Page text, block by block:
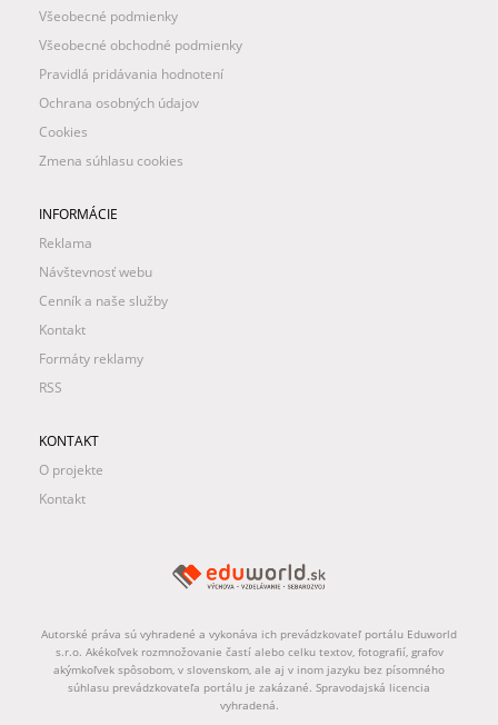
Všeobecné podmienky
Všeobecné obchodné podmienky
Pravidlá pridávania hodnotení
Ochrana osobných údajov
Cookies
Zmena súhlasu cookies
INFORMÁCIE
Reklama
Návštevnosť webu
Cenník a naše služby
Kontakt
Formáty reklamy
RSS
KONTAKT
O projekte
Kontakt
Autorské práva sú vyhradené a vykonáva ich prevádzkovateľ portálu Eduworld
s.r.o. Akékoľvek rozmnožovanie častí alebo celku textov, fotografií, grafov
akýmkoľvek spôsobom, v slovenskom, ale aj v inom jazyku bez písomného
súhlasu prevádzkovateľa portálu je zakázané. Spravodajská licencia
vyhradená.